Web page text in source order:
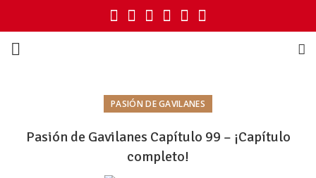
PASIÓN DE GAVILANES
Pasión de Gavilanes Capítulo 99 – ¡Capítulo
completo!